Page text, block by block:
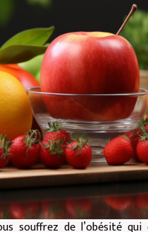
souffrez de l’obésité